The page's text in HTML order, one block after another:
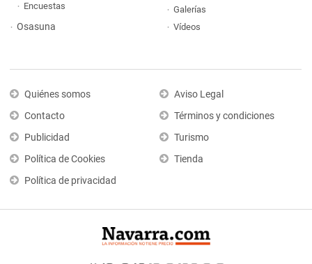
Encuestas
Osasuna
Galerías
Vídeos
Quiénes somos
Contacto
Publicidad
Política de Cookies
Política de privacidad
Aviso Legal
Términos y condiciones
Turismo
Tienda